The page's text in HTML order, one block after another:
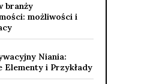
branży
możliwości i
Niania:
Elementy i Przykłady